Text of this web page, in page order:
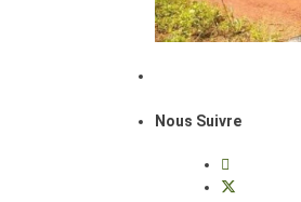
Nous Suivre